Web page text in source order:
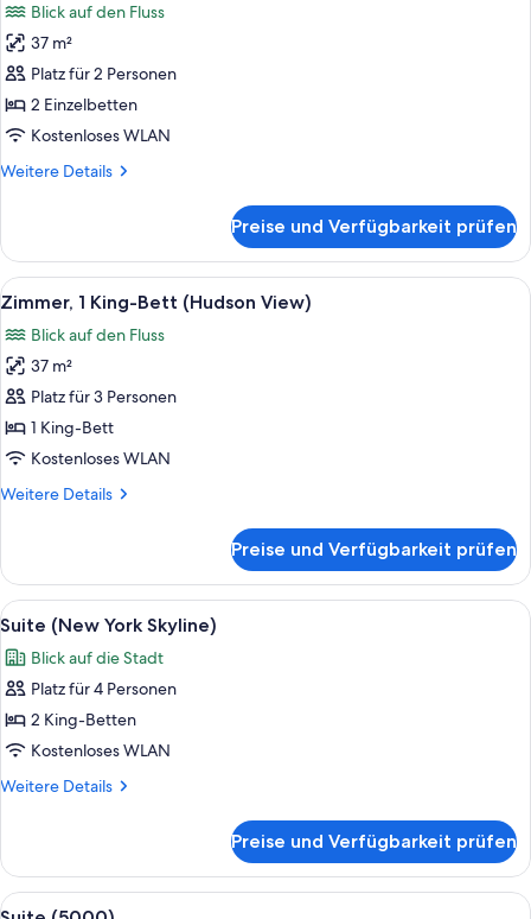
Grab
Handles)
Zimmer,
2 Einzelbetten,
barrierefrei
(Bathtub
with
Grab
Blick auf den Fluss
37 m²
Platz für 2 Personen
2 Einzelbetten
Kostenloses WLAN
Weitere Details
Weitere
2 Einzelbetten,
barrierefrei
(Bathtub
Grab
Handles)
Preise und Verfügbarkeit prüfen
Alle
Fotos
für
Zimmer,
1 King-
Bett
(Hudson
anzeigen
Ein Hotelzimmer mit einem großen
9
Zimmer, 1 King-Bett (Hudson View)
Blick auf den Fluss
37 m²
Platz für 3 Personen
1 King-Bett
Kostenloses WLAN
Weitere Details
Weitere
1 King-
Bett
(Hudson
Preise und Verfügbarkeit prüfen
Alle
Fotos
für
Suite
(New
York
Skyline)
Ein modernes Wohnzimmer mit
8
Suite (New York Skyline)
Blick auf die Stadt
Platz für 4 Personen
2 King-Betten
Kostenloses WLAN
Weitere Details
Weitere
(New
York
Skyline)
Preise und Verfügbarkeit prüfen
Alle
Ein modernes Wohnzimmer mit
17